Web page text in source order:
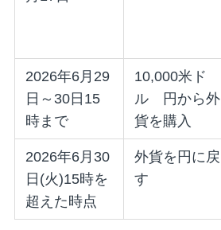
2026年6月29
日～30日15
時まで
10,000米ド
ル 円から外
貨を購入
2026年6月30
日(火)15時を
超えた時点
外貨を円に戻
す